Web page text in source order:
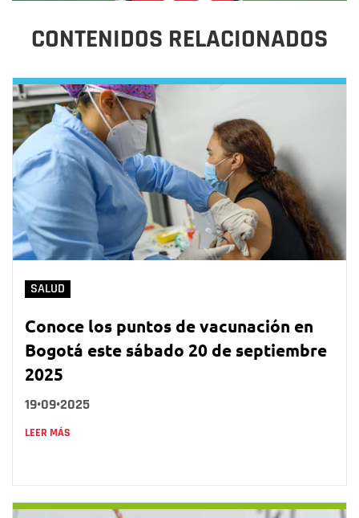
CONTENIDOS RELACIONADOS
SALUD
Conoce los puntos de vacunación en
Bogotá este sábado 20 de septiembre
2025
19•09•2025
LEER MÁS